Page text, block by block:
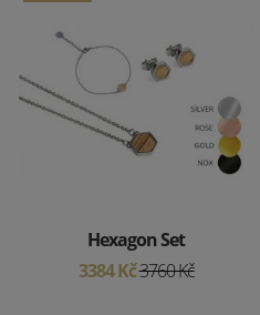
Hexagon Set
3384 Kč3760 Kč